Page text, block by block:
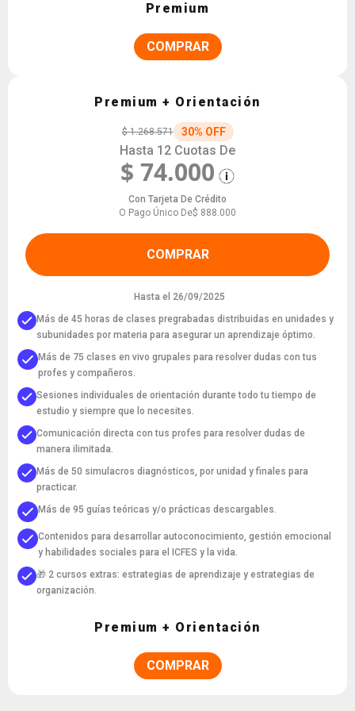
Premium
COMPRAR
Premium + Orientación
$ 1.268.571 30% OFF
Hasta 12 Cuotas De
$ 74.000
Con Tarjeta De Crédito
O Pago Único De$ 888.000
COMPRAR
Hasta el 26/09/2025
Más de 45 horas de clases pregrabadas distribuidas en unidades y
subunidades por materia para asegurar un aprendizaje óptimo.
Más de 75 clases en vivo grupales para resolver dudas con tus
profes y compañeros.
Sesiones individuales de orientación durante todo tu tiempo de
estudio y siempre que lo necesites.
Comunicación directa con tus profes para resolver dudas de
manera ilimitada.
Más de 50 simulacros diagnósticos, por unidad y finales para
practicar.
Más de 95 guías teóricas y/o prácticas descargables.
Contenidos para desarrollar autoconocimiento, gestión emocional
y habilidades sociales para el ICFES y la vida.
🎁 2 cursos extras: estrategias de aprendizaje y estrategias de
organización.
Premium + Orientación
COMPRAR